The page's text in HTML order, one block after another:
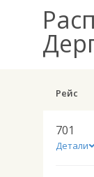
Рейс
701
Детали